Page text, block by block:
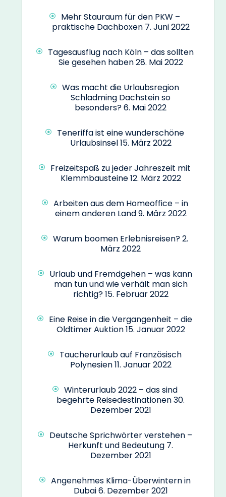
Mehr Stauraum für den PKW –
praktische Dachboxen 7. Juni 2022
Tagesausflug nach Köln – das sollten
Sie gesehen haben28. Mai 2022
Was macht die Urlaubsregion
Schladming Dachstein so
besonders?6. Mai 2022
Teneriffa ist eine wunderschöne
Urlaubsinsel15. März 2022
Freizeitspaß zu jeder Jahreszeit mit
Klemmbausteine12. März 2022
Arbeiten aus dem Homeoffice – in
einem anderen Land9. März 2022
Warum boomen Erlebnisreisen?2.
März 2022
Urlaub und Fremdgehen – was kann
man tun und wie verhält man sich
richtig?15. Februar 2022
Eine Reise in die Vergangenheit – die
Oldtimer Auktion15. Januar 2022
Taucherurlaub auf Französisch
Polynesien11. Januar 2022
Winterurlaub 2022 – das sind
begehrte Reisedestinationen30.
Dezember 2021
Deutsche Sprichwörter verstehen –
Herkunft und Bedeutung 7.
Dezember 2021
Angenehmes Klima-Überwintern in
Dubai6. Dezember 2021